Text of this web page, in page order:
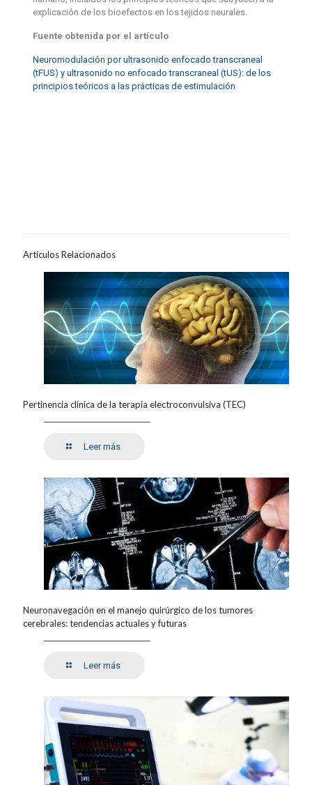
explicación de los bioefectos en los tejidos neurales.
Fuente obtenida por el artículo
Neuromodulación por ultrasonido enfocado transcraneal
(tFUS) y ultrasonido no enfocado transcraneal (tUS): de los
principios teóricos a las prácticas de estimulación
Artículos Relacionados
Pertinencia clínica de la terapia electroconvulsiva (TEC)
Leer más
Neuronavegación en el manejo quirúrgico de los tumores
cerebrales: tendencias actuales y futuras
Leer más